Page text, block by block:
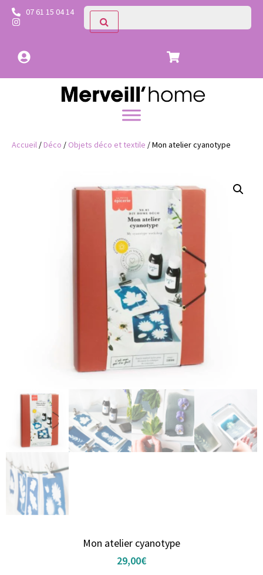
07 61 15 04 14
Accueil /Déco / Objets déco et textile / Mon atelier cyanotype
Mon atelier cyanotype
29,00€